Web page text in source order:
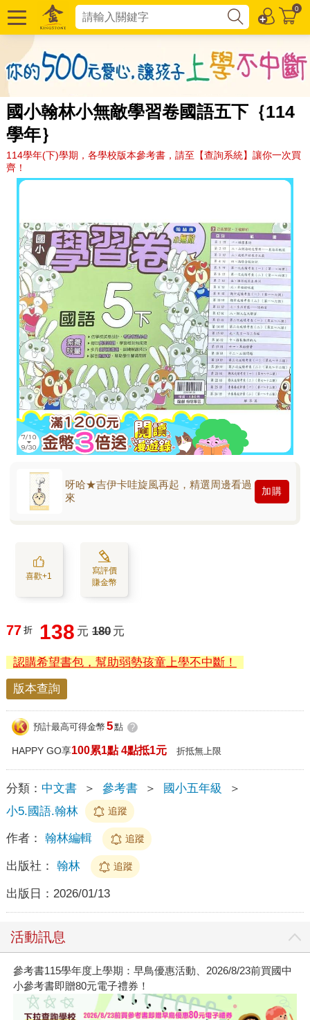
0
國小翰林小無敵學習卷國語五下｛114
學年｝
114學年(下)學期，各學校版本參考書，請至【查詢系統】讓你一次買
齊！
呀哈★吉伊卡哇旋風再起，精選周邊看過
來
加購
喜歡+1
寫評價
賺金幣
77 折 138 元 180 元
認購希望書包，幫助弱勢孩童上學不中斷！
版本查詢
預計最高可得金幣 5點 ?
HAPPY GO享100累1點 4點抵1元 折抵無上限
分類： 中文書 ＞ 參考書 ＞ 國小五年級
＞
小5.國語.翰林
追蹤
作者： 翰林編輯 追蹤
出版社： 翰林 追蹤
出版日： 2026/01/13
活動訊息
參考書115學年度上學期：早鳥優惠活動、2026/8/23前買國中
小參考書即贈80元電子禮券！